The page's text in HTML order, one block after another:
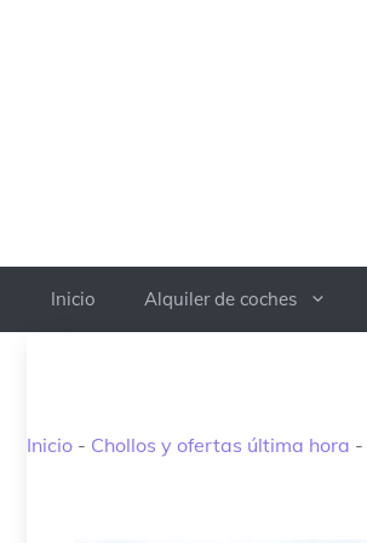
Inicio Alquiler de coches
Inicio - Chollos y ofertas última hora -